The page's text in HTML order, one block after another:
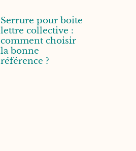
Serrure pour boite
lettre collective :
comment choisir
la bonne
référence ?